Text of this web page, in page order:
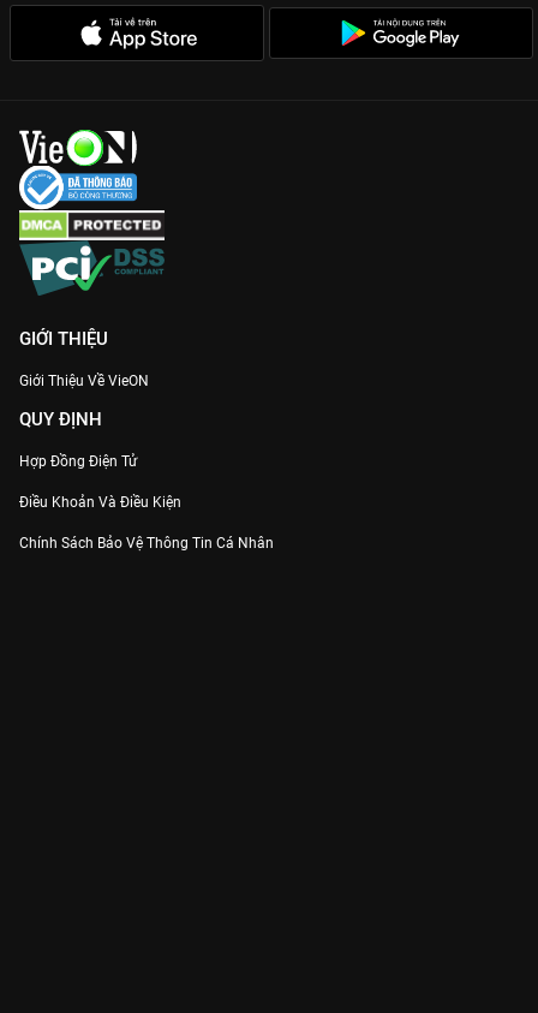
GIỚI THIỆU
Giới Thiệu Về VieON
QUY ĐỊNH
Hợp Đồng Điện Tử
Điều Khoản Và Điều Kiện
Chính Sách Bảo Vệ Thông Tin Cá Nhân